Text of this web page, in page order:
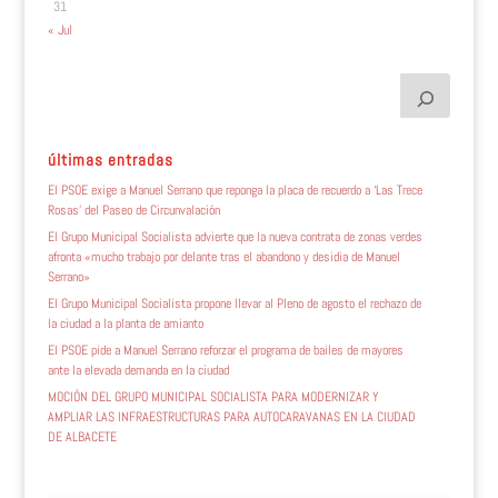
31
« Jul
últimas entradas
El PSOE exige a Manuel Serrano que reponga la placa de recuerdo a ‘Las Trece
Rosas’ del Paseo de Circunvalación
El Grupo Municipal Socialista advierte que la nueva contrata de zonas verdes
afronta «mucho trabajo por delante tras el abandono y desidia de Manuel
Serrano»
El Grupo Municipal Socialista propone llevar al Pleno de agosto el rechazo de
la ciudad a la planta de amianto
El PSOE pide a Manuel Serrano reforzar el programa de bailes de mayores
ante la elevada demanda en la ciudad
MOCIÓN DEL GRUPO MUNICIPAL SOCIALISTA PARA MODERNIZAR Y
AMPLIAR LAS INFRAESTRUCTURAS PARA AUTOCARAVANAS EN LA CIUDAD
DE ALBACETE